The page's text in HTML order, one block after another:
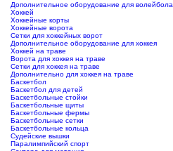
Дополнительное оборудование для волейбола
Хоккей
Хоккейные корты
Хоккейные ворота
Сетки для хоккейных ворот
Дополнительное оборудование для хоккея
Хоккей на траве
Ворота для хоккея на траве
Сетки для хоккея на траве
Дополнительно для хоккея на траве
Баскетбол
Баскетбол для детей
Баскетбольные стойки
Баскетбольные щиты
Баскетбольные фермы
Баскетбольные сетки
Баскетбольные кольца
Судейские вышки
Паралимпийский спорт